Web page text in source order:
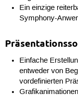
Ein einzige
Symphony-
Einfache
entweder von
vordefinierten